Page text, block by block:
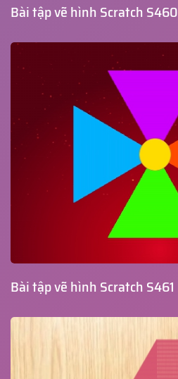
Bài tập vẽ hình Scratch S460
Bài tập vẽ hình Scratch S461